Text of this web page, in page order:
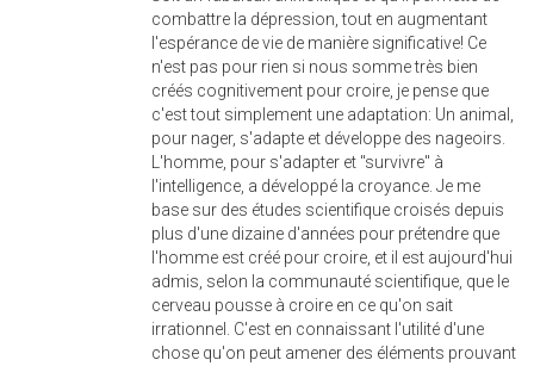
combattre la dépression, tout en augmentant
l'espérance de vie de manière significative! Ce
n'est pas pour rien si nous somme très bien
créés cognitivement pour croire, je pense que
c'est tout simplement une adaptation: Un animal,
pour nager, s'adapte et développe des nageoirs.
L'homme, pour s'adapter et "survivre" à
l'intelligence, a développé la croyance. Je me
base sur des études scientifique croisés depuis
plus d'une dizaine d'années pour prétendre que
l'homme est créé pour croire, et il est aujourd'hui
admis, selon la communauté scientifique, que le
cerveau pousse à croire en ce qu'on sait
irrationnel. C'est en connaissant l'utilité d'une
chose qu'on peut amener des éléments prouvant